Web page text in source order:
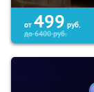
от 499 руб.
до6400руб.